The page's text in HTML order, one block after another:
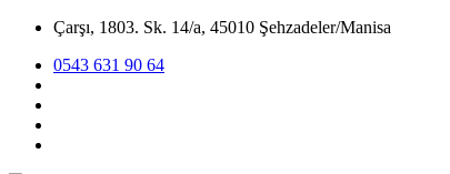
Çarşı, 1803. Sk. 14/a, 45010 Şehzadeler/Manisa
0543 631 90 64